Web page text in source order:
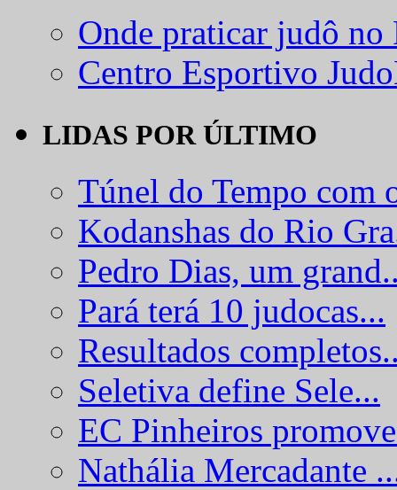
Onde praticar judô
Centro Esportivo
LIDAS POR ÚLTIMO
Túnel do Tempo com
Kodanshas do Rio
Pedro Dias, um
Pará terá 10 judocas...
Resultados
Seletiva define Sele...
EC Pinheiros
Nathália Mercadante